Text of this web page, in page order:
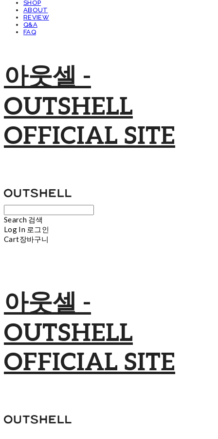
SHOP
ABOUT
REVIEW
Q&A
FAQ
아웃셀 -
OUTSHELL
OFFICIAL SITE
Search 검색
Log In 로그인
Cart장바구니
아웃셀 -
OUTSHELL
OFFICIAL SITE